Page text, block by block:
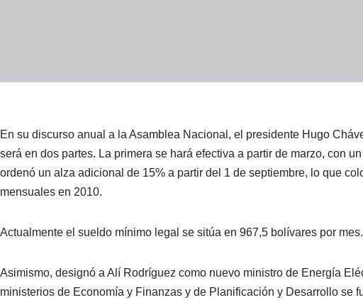
En su discurso anual a la Asamblea Nacional, el presidente Hugo
será en dos partes. La primera se hará efectiva a partir de marzo, con
ordenó un alza adicional de 15% a partir del 1 de septiembre, lo que
mensuales en 2010.
Actualmente el sueldo mínimo legal se sitúa en 967,5 bolívares por mes.
Asimismo, designó a Alí Rodríguez como nuevo ministro de Energía
ministerios de Economía y Finanzas y de Planificación y Desarrollo se